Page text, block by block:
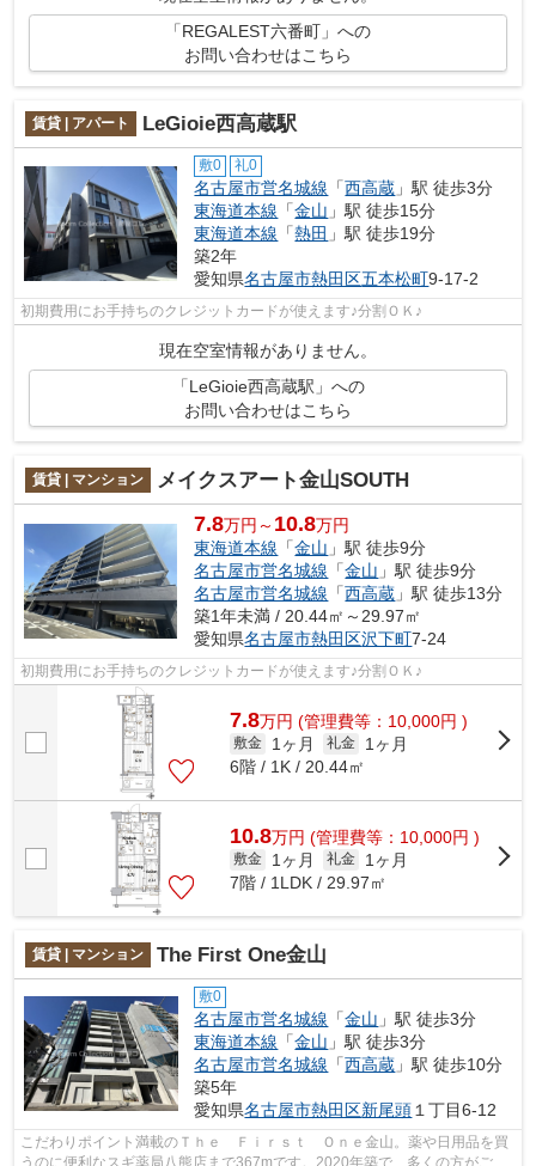
「REGALEST六番町」への
お問い合わせはこちら
賃貸 | アパート LeGioie西高蔵駅
敷0 礼0
名古屋市営名城線 「西高蔵 」駅 徒歩3分
東海道本線 「金山 」駅 徒歩15分
東海道本線 「熱田 」駅 徒歩19分
築2年
愛知県名古屋市熱田区五本松町9-17-2
初期費用にお手持ちのクレジットカードが使えます♪分割ＯＫ♪
現在空室情報がありません。
「LeGioie西高蔵駅」への
お問い合わせはこちら
賃貸 | マンション メイクスアート金山SOUTH
7.8万円～ 10.8万円
東海道本線 「金山 」駅 徒歩9分
名古屋市営名城線 「金山 」駅 徒歩9分
名古屋市営名城線 「西高蔵 」駅 徒歩13分
築1年未満 / 20.44㎡～29.97㎡
愛知県名古屋市熱田区沢下町7-24
初期費用にお手持ちのクレジットカードが使えます♪分割ＯＫ♪
7.8万円 (管理費等：10,000円 )
敷金 1ヶ月 礼金
1ヶ月
6階 / 1K / 20.44㎡
10.8万円 (管理費等：10,000円 )
敷金 1ヶ月 礼金
1ヶ月
7階 / 1LDK / 29.97㎡
賃貸 | マンション The First One金山
敷0
名古屋市営名城線 「金山 」駅 徒歩3分
東海道本線 「金山 」駅 徒歩3分
名古屋市営名城線 「西高蔵 」駅 徒歩10分
築5年
愛知県名古屋市熱田区新尾頭 １丁目6-12
こだわりポイント満載のＴｈｅ Ｆｉｒｓｔ Ｏｎｅ金山。薬や日用品を買
うのに便利なスギ薬局八熊店まで367mです。2020年築で、多くの方がご満